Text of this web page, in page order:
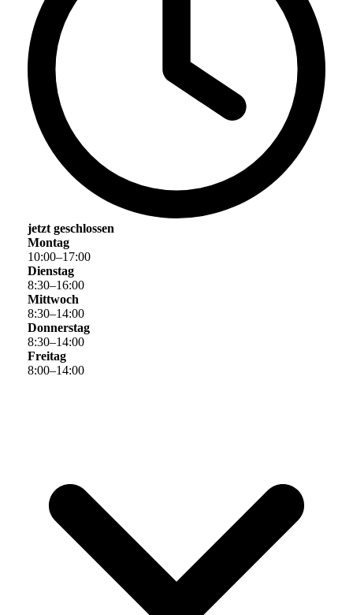
jetzt geschlossen
Montag
10:00–17:00
Dienstag
8:30–16:00
Mittwoch
8:30–14:00
Donnerstag
8:30–14:00
Freitag
8:00–14:00